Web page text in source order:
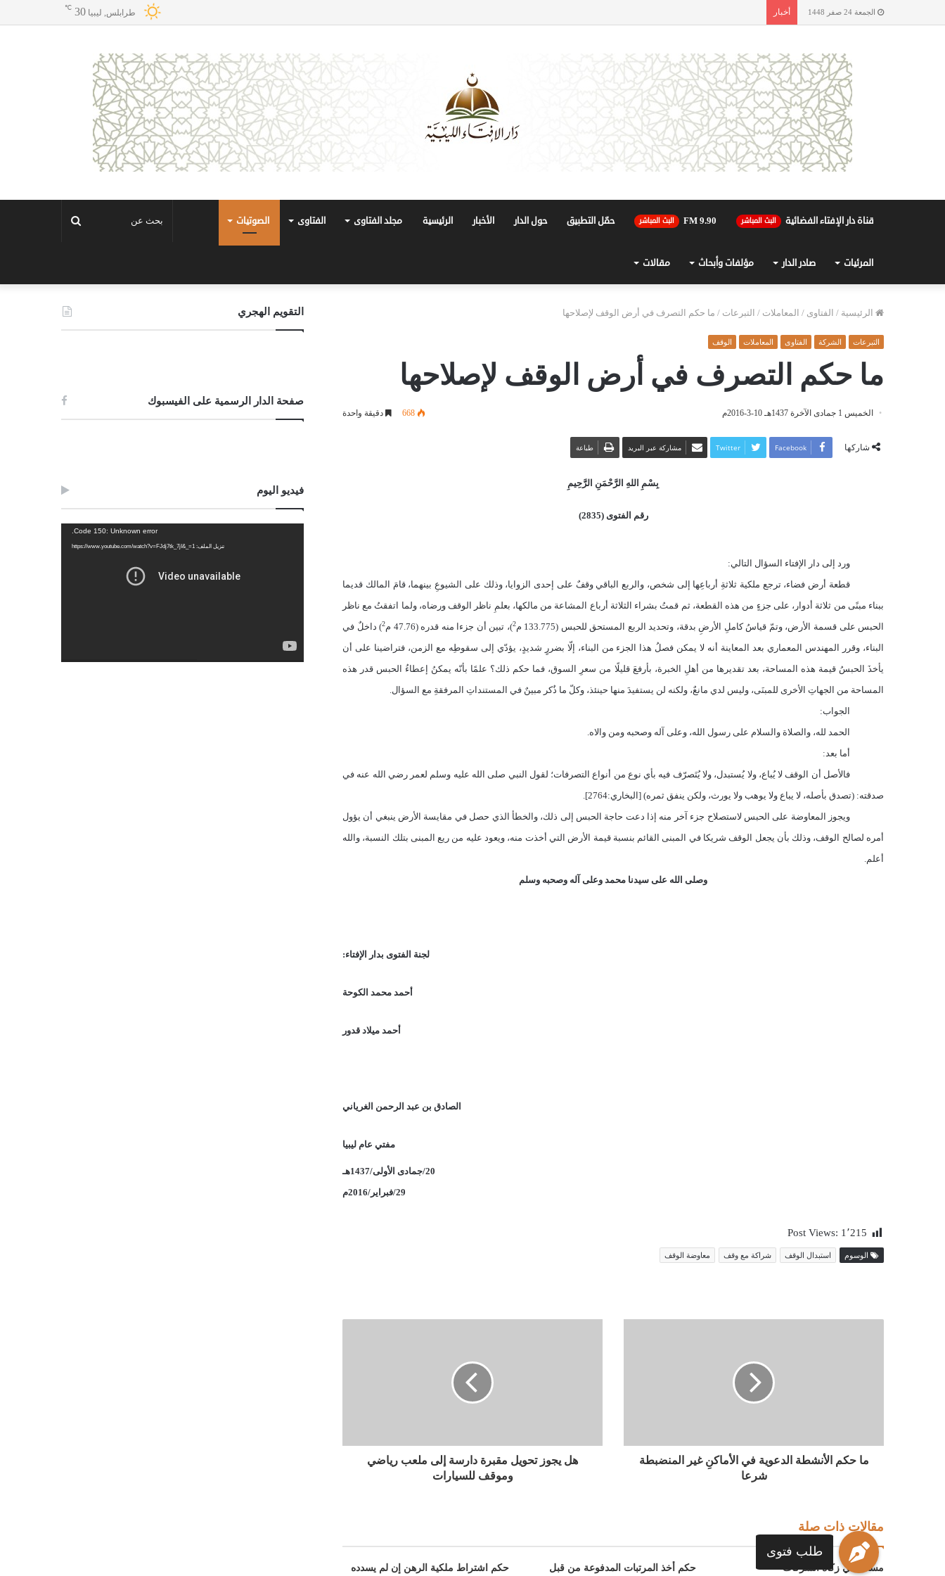
طلب فتوى
الجمعة 24 صفر 1448 أخبار طرابلس, ليبيا 30
℃
قناة دار الإفتاء الفضائية البث المباشر 90.FM 9 البث المباشر حمّل التطبيق حول الدار الأخبار الرئيسية مجلد الفتاوى الفتاوى الصوتيات
المرئيات صادر الدار مؤلفات وأبحاث مقالات
الرئيسية / الفتاوى / المعاملات / التبرعات / ما حكم التصرف في أرض الوقف لإصلاحها
التبرعات الشركة الفتاوى المعاملات الوقف
ما حكم التصرف في أرض الوقف لإصلاحها
الخميس 1 جمادى الآخرة 1437هـ 10-3-2016م 668 دقيقة واحدة
شاركها Facebook
Twitter مشاركة عبر البريد طباعة
بِسْمِ اللهِ الرَّحْمَنِ الرَّحِيمِ
رقم الفتوى (2835)
ورد إلى دار الإفتاء السؤال التالي:
قطعة أرض فضاء، ترجع ملكية ثلاثةِ أرباعِها إلى شخص، والربع الباقي وقفٌ على إحدى الزوايا، وذلك على الشيوعِ بينهما، قامَ المالك قديما
ببناء مبنًى من ثلاثة أدوار، على جزءٍ من هذه القطعة، ثم قمتُ بشراء الثلاثة أرباع المشاعة من مالكها، بعلمِ ناظر الوقف ورضاه، ولما اتفقتُ مع ناظر
الحبس على قسمة الأرض، وتمّ قياسُ كاملِ الأرضِ بدقة، وتحديد الربع المستحق للحبس (133.775 م
2)، تبين أن جزءا منه قدره (47.76 م 2) داخلٌ في
البناء، وقرر المهندس المعماري بعد المعاينة أنه لا يمكن فصلُ هذا الجزء من البناء، إلّا بضررٍ شديدٍ، يؤدّي إلى سقوطِه مع الزمن، فتراضينا على أن
يأخذَ الحبسُ قيمة هذه المساحة، بعد تقديرها من أهلِ الخبرة، بأرفعَ قليلًا من سعرِ السوق، فما حكم ذلك؟ علمًا بأنّه يمكنُ إعطاءُ الحبس قدر هذه
المساحة من الجهاتِ الأخرى للمبنَى، وليس لدي مانعٌ، ولكنه لن يستفيدَ منها حينئذ، وكلّ ما ذُكر مبينٌ في المستنداتِ المرفقةِ مع السؤال.
الجواب:
الحمد لله، والصلاة والسلام على رسول الله، وعلى آله وصحبه ومن والاه.
أما بعد:
فالأصل أن الوقف لا يُباع، ولا يُستبدل، ولا يُتَصرّف فيه بأي نوع من أنواع التصرفات؛ لقول النبي صلى الله عليه وسلم لعمر رضي الله عنه في
صدقته: (تصدق بأصله، لا يباع ولا يوهب ولا يورث، ولكن ينفق ثمره) [البخاري:2764].
ويجوز المعاوضة على الحبس لاستصلاح جزء آخر منه إذا دعت حاجة الحبس إلى ذلك، والخطأ الذي حصل في مقايسة الأرض ينبغي أن يؤول
أمره لصالح الوقف، وذلك بأن يجعل الوقف شريكا في المبنى القائم بنسبة قيمة الأرض التي أخذت منه، ويعود عليه من ريع المبنى بتلك النسبة، والله
أعلم.
وصلى الله على سيدنا محمد وعلى آله وصحبه وسلم
لجنة الفتوى بدار الإفتاء:
أحمد محمد الكوحة
أحمد ميلاد قدور
الصادق بن عبد الرحمن الغرياني
مفتي عام ليبيا
20/جمادى الأولى/1437هـ
29/فبراير/2016م
Post Views: 1٬215
الوسوم استبدال الوقف شراكة مع وقف معاوضة الوقف
ما حكم الأنشطة الدعوية في الأماكنِ غير المنضبطة
شرعا
هل يجوز تحويل مقبرة دارسة إلى ملعب رياضي
وموقف للسيارات
مقالات ذات صلة
مسألة في زكاة الشركات حكم أخذ المرتبات المدفوعة من قبل حكم اشتراط ملكية الرهن إن لم يسدده
التقويم الهجري
صفحة الدار الرسمية على الفيسبوك
فيديو اليوم
Code 150: Unknown error.
تنزيل الملف: https://www.youtube.com/watch?v=FJdj7tk_7jI&_=1